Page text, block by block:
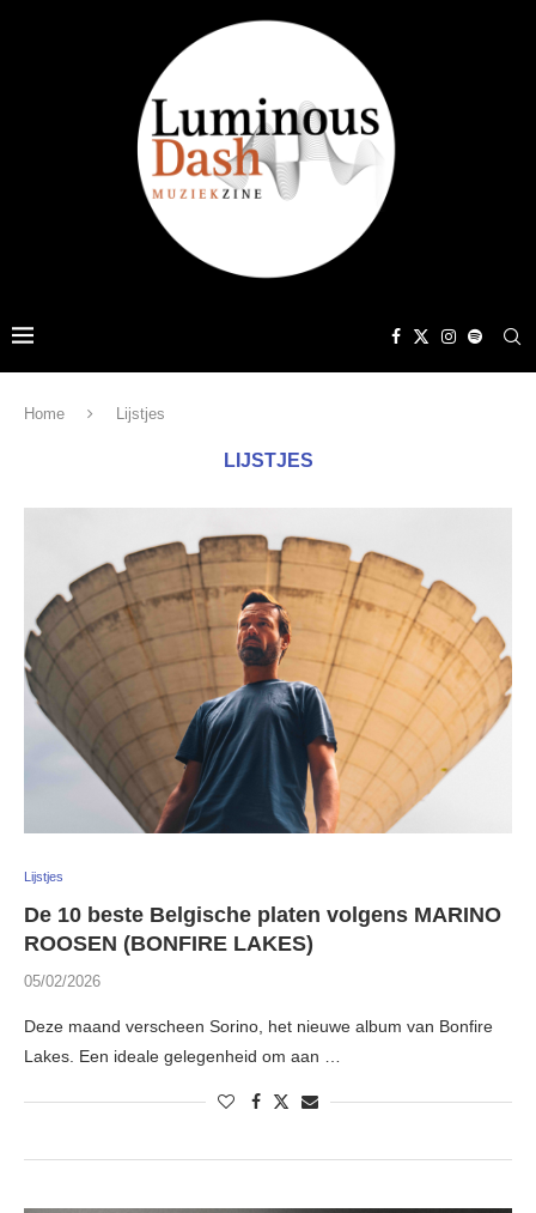
Home Lijstjes
LIJSTJES
Lijstjes
De 10 beste Belgische platen volgens MARINO
ROOSEN (BONFIRE LAKES)
05/02/2026
Deze maand verscheen Sorino, het nieuwe album van Bonfire
Lakes. Een ideale gelegenheid om aan …